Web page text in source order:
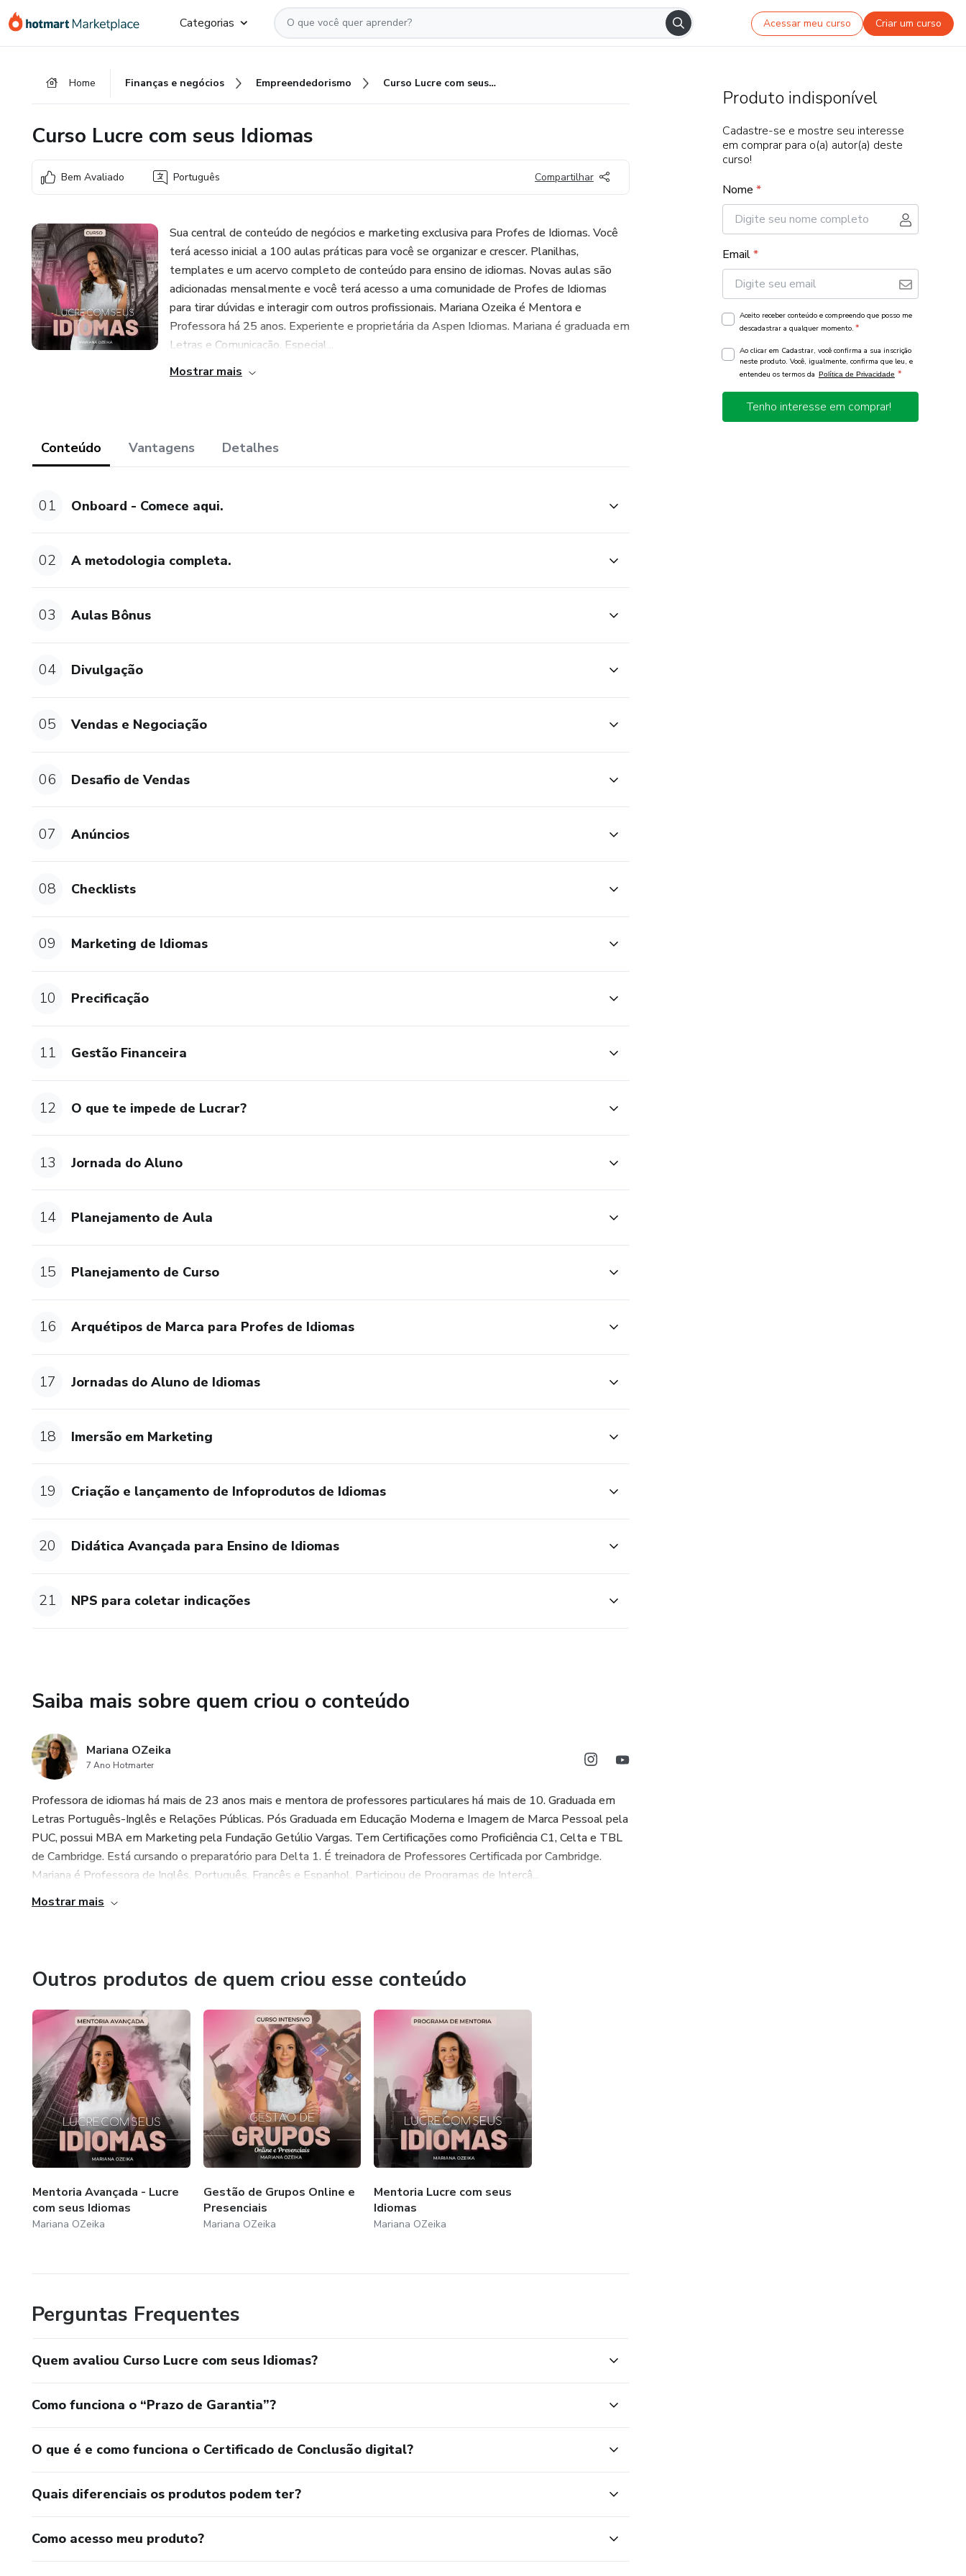
para
para
para
Categorias Acessar meu curso Criar um curso
Home Finanças e negócios Empreendedorismo Curso Lucre com seus Idiomas
Curso Lucre com seus Idiomas
Bem Avaliado Português Compartilhar
Sua central de conteúdo de negócios e marketing exclusiva para Profes de Idiomas. Você
terá acesso inicial a 100 aulas práticas para você se organizar e crescer. Planilhas,
templates e um acervo completo de conteúdo para ensino de idiomas. Novas aulas são
adicionadas mensalmente e você terá acesso a uma comunidade de Profes de Idiomas
para tirar dúvidas e interagir com outros profissionais. Mariana Ozeika é Mentora e
Professora há 25 anos. Experiente e proprietária da Aspen Idiomas. Mariana é graduada em
Letras e Comunicação. Especial...
Mostrar mais
Conteúdo Vantagens Detalhes
01 Onboard - Comece aqui.
02 A metodologia completa.
03 Aulas Bônus
04 Divulgação
05 Vendas e Negociação
06 Desafio de Vendas
07 Anúncios
08 Checklists
09 Marketing de Idiomas
10 Precificação
11 Gestão Financeira
12 O que te impede de Lucrar?
13 Jornada do Aluno
14 Planejamento de Aula
15 Planejamento de Curso
16 Arquétipos de Marca para Profes de Idiomas
17 Jornadas do Aluno de Idiomas
18 Imersão em Marketing
19 Criação e lançamento de Infoprodutos de Idiomas
20 Didática Avançada para Ensino de Idiomas
21 NPS para coletar indicações
Saiba mais sobre quem criou o conteúdo
Mariana OZeika
7 Ano Hotmarter
Professora de idiomas há mais de 23 anos mais e mentora de professores particulares há mais de 10. Graduada em
Letras Português-Inglês e Relações Públicas. Pós Graduada em Educação Moderna e Imagem de Marca Pessoal pela
PUC, possui MBA em Marketing pela Fundação Getúlio Vargas. Tem Certificações como Proficiência C1, Celta e TBL
de Cambridge. Está cursando o preparatório para Delta 1. É treinadora de Professores Certificada por Cambridge.
Mariana é Professora de Inglês, Português, Francês e Espanhol. Participou de Programas de Intercâ...
Mostrar mais
Outros produtos de quem criou esse conteúdo
Mentoria Avançada - Lucre
com seus Idiomas
Mariana OZeika
Gestão de Grupos Online e
Presenciais
Mariana OZeika
Mentoria Lucre com seus
Idiomas
Mariana OZeika
Perguntas Frequentes
Quem avaliou Curso Lucre com seus Idiomas?
Como funciona o “Prazo de Garantia”?
O que é e como funciona o Certificado de Conclusão digital?
Quais diferenciais os produtos podem ter?
Como acesso meu produto?
Produto indisponível
Cadastre-se e mostre seu interesse
em comprar para o(a) autor(a) deste
curso!
Nome *
Email*
Aceito receber conteúdo e compreendo que posso me
descadastrar a qualquer momento. *
Ao clicar em Cadastrar, você confirma a sua inscrição
neste produto. Você, igualmente, confirma que leu, e
entendeu os termos da Política de Privacidade *
Tenho interesse em comprar!